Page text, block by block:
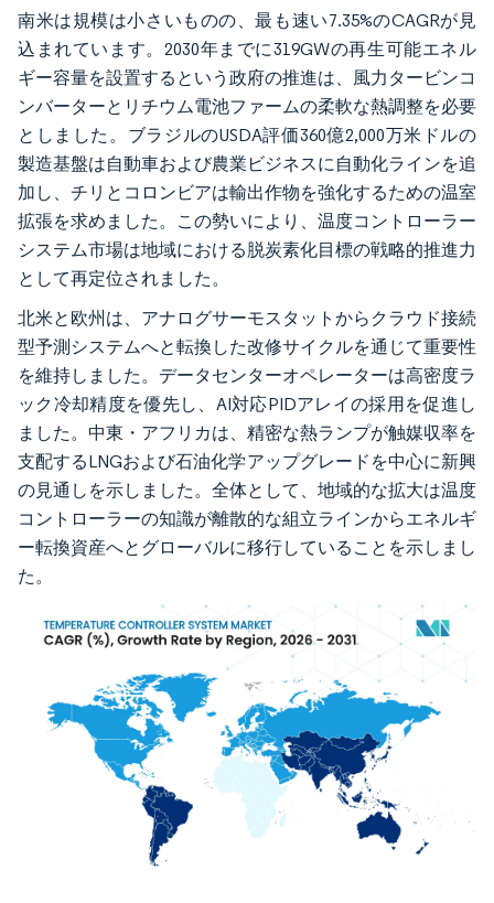
南米は規模は小さいものの、最も速い7.35%のCAGRが見
込まれています。2030年までに319GWの再生可能エネル
ギー容量を設置するという政府の推進は、風力タービンコ
ンバーターとリチウム電池ファームの柔軟な熱調整を必要
としました。ブラジルのUSDA評価360億2,000万米ドルの
製造基盤は自動車および農業ビジネスに自動化ラインを追
加し、チリとコロンビアは輸出作物を強化するための温室
拡張を求めました。この勢いにより、温度コントローラー
システム市場は地域における脱炭素化目標の戦略的推進力
として再定位されました。
北米と欧州は、アナログサーモスタットからクラウド接続
型予測システムへと転換した改修サイクルを通じて重要性
を維持しました。データセンターオペレーターは高密度ラ
ック冷却精度を優先し、AI対応PIDアレイの採用を促進し
ました。中東・アフリカは、精密な熱ランプが触媒収率を
支配するLNGおよび石油化学アップグレードを中心に新興
の見通しを示しました。全体として、地域的な拡大は温度
コントローラーの知識が離散的な組立ラインからエネルギ
ー転換資産へとグローバルに移行していることを示しまし
た。